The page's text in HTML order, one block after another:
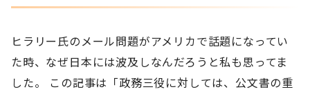
ヒラリー氏のメール問題がアメリカで話題になってい
た時、なぜ日本には波及しなんだろうと私も思ってま
した。 この記事は「政務三役に対しては、公文書の重